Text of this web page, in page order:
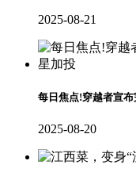
2025-08-21
每日焦点!穿越者宣
2025-08-20